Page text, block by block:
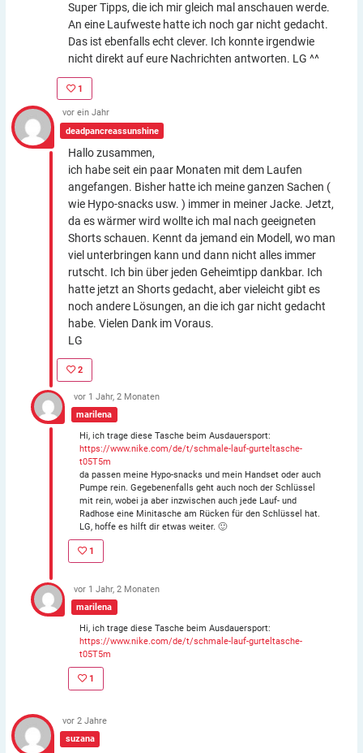
Super Tipps, die ich mir gleich mal anschauen werde.
An eine Laufweste hatte ich noch gar nicht gedacht.
Das ist ebenfalls echt clever. Ich konnte irgendwie
nicht direkt auf eure Nachrichten antworten. LG ^^
1
deadpancreassunshine
vor ein Jahr
Hallo zusammen,
ich habe seit ein paar Monaten mit dem Laufen
angefangen. Bisher hatte ich meine ganzen Sachen (
wie Hypo-snacks usw. ) immer in meiner Jacke. Jetzt,
da es wärmer wird wollte ich mal nach geeigneten
Shorts schauen. Kennt da jemand ein Modell, wo man
viel unterbringen kann und dann nicht alles immer
rutscht. Ich bin über jeden Geheimtipp dankbar. Ich
hatte jetzt an Shorts gedacht, aber vieleicht gibt es
noch andere Lösungen, an die ich gar nicht gedacht
habe. Vielen Dank im Voraus.
LG
2
marilena
vor 1 Jahr, 2 Monaten
Hi, ich trage diese Tasche beim Ausdauersport:
https://www.nike.com/de/t/schmale-lauf-gurteltasche-
t05T5m
da passen meine Hypo-snacks und mein Handset oder auch
Pumpe rein. Gegebenenfalls geht auch noch der Schlüssel
mit rein, wobei ja aber inzwischen auch jede Lauf- und
Radhose eine Minitasche am Rücken für den Schlüssel hat.
LG, hoffe es hilft dir etwas weiter. 🙂
1
marilena
vor 1 Jahr, 2 Monaten
Hi, ich trage diese Tasche beim Ausdauersport:
https://www.nike.com/de/t/schmale-lauf-gurteltasche-
t05T5m
1
suzana
vor 2 Jahre